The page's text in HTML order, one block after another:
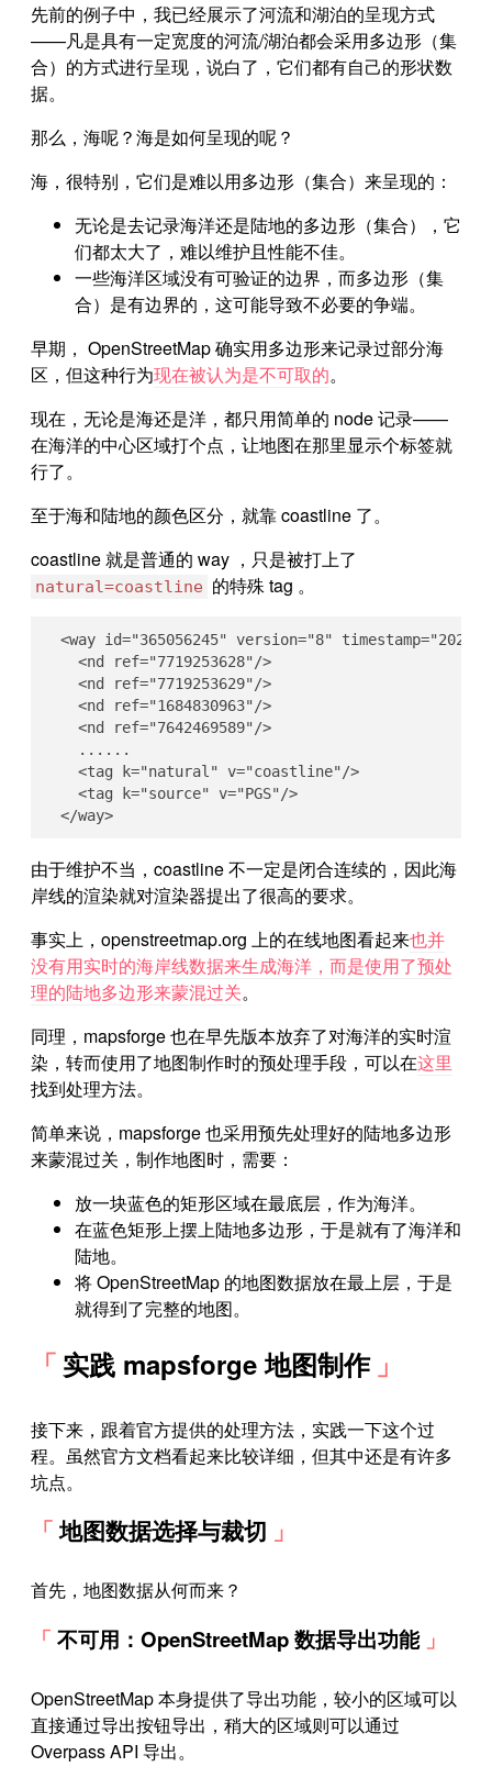
先前的例子中，我已经展示了河流和湖泊的呈现方式
——凡是具有一定宽度的河流/湖泊都会采用多边形（集
合）的方式进行呈现，说白了，它们都有自己的形状数
据。
那么，海呢？海是如何呈现的呢？
海，很特别，它们是难以用多边形（集合）来呈现的：
无论是去记录海洋还是陆地的多边形（集合），它
们都太大了，难以维护且性能不佳。
一些海洋区域没有可验证的边界，而多边形（集
合）是有边界的，这可能导致不必要的争端。
早期， OpenStreetMap 确实用多边形来记录过部分海
区，但这种行为现在被认为是不可取的。
现在，无论是海还是洋，都只用简单的 node 记录——
在海洋的中心区域打个点，让地图在那里显示个标签就
行了。
至于海和陆地的颜色区分，就靠 coastline 了。
coastline 就是普通的 way ，只是被打上了
natural=coastline 的特殊 tag 。
<way id="365056245" version="8"
    <nd ref="7719253628"/>
    <nd ref="7719253629"/>
    <nd ref="1684830963"/>
    <nd ref="7642469589"/>
    ......
    <tag k="natural" v="coastline"/>
    <tag k="source" v="PGS"/>
  </way>
由于维护不当，coastline 不一定是闭合连续的，因此海
岸线的渲染就对渲染器提出了很高的要求。
事实上，openstreetmap.org 上的在线地图看起来也并
没有用实时的海岸线数据来生成海洋，而是使用了预处
理的陆地多边形来蒙混过关。
同理，mapsforge 也在早先版本放弃了对海洋的实时渲
染，转而使用了地图制作时的预处理手段，可以在这里
找到处理方法。
简单来说，mapsforge 也采用预先处理好的陆地多边形
来蒙混过关，制作地图时，需要：
放一块蓝色的矩形区域在最底层，作为海洋。
在蓝色矩形上摆上陆地多边形，于是就有了海洋和
陆地。
将 OpenStreetMap 的地图数据放在最上层，于是
就得到了完整的地图。
实践 mapsforge 地图制作
接下来，跟着官方提供的处理方法，实践一下这个过
程。虽然官方文档看起来比较详细，但其中还是有许多
坑点。
地图数据选择与裁切
首先，地图数据从何而来？
不可用：OpenStreetMap 数据导出功能
OpenStreetMap 本身提供了导出功能，较小的区域可以
直接通过导出按钮导出，稍大的区域则可以通过
Overpass API 导出。